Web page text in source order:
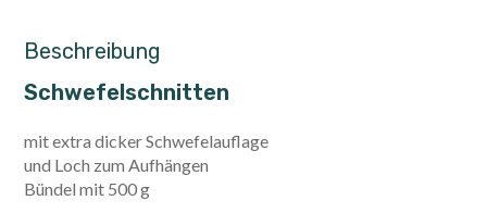
Beschreibung
Schwefelschnitten
mit extra dicker Schwefelauflage
und Loch zum Aufhängen
Bündel mit 500 g